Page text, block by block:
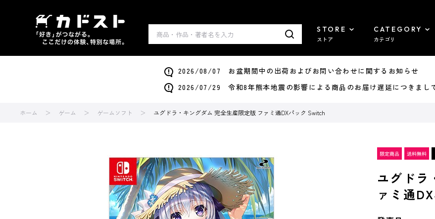
STORE
ストア
CATEGORY
カテゴリ
2026/08/07 お盆期間中の出荷およびお問い合わせに関するお知らせ
2026/07/29 令和8年熊本地震の影響による商品のお届け遅延につきまし
ホーム ゲーム ゲームソフト ユグドラ・キングダム 完全生産限定版 ファミ通DXパック Switch
ユグドラ
ァミ通